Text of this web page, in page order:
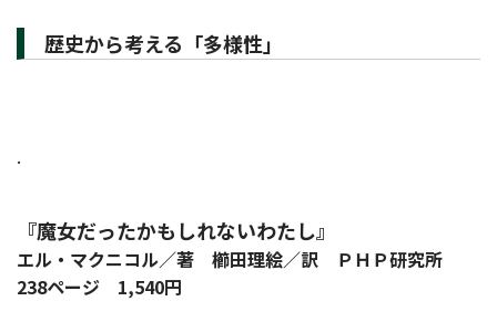
歴史から考える「多様性」
.
『魔女だったかもしれないわたし』
エル・マクニコル／著 櫛田理絵／訳 ＰＨＰ研究所
238ページ 1,540円